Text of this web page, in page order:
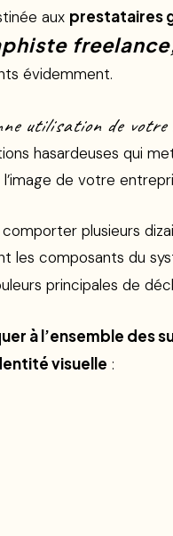
aux prestataires
évidemment.
utilisation de votre
hasardeuses qui
de votre
plusieurs
les composants du
principales de
à l’ensemble des
visuelle :